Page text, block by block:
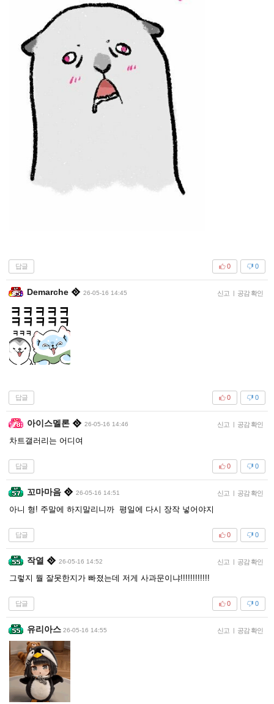
답글 0
0
Demarche 26-05-16 14:45 신고 | 공감 확인
답글 0
0
아이스멜론 26-05-16 14:46 신고 | 공감 확인
차트갤러리는 어디여
답글 0
0
꼬마마음 26-05-16 14:51 신고 | 공감 확인
아니 형! 주말에 하지말리니까 평일에 다시 장작 넣어야지
답글 0
0
작열 26-05-16 14:52 신고 | 공감 확인
그렇지 뭘 잘못한지가 빠졌는데 저게 사과문이냐!!!!!!!!!!!!
답글 0
0
유리아스 26-05-16 14:55 신고 | 공감 확인